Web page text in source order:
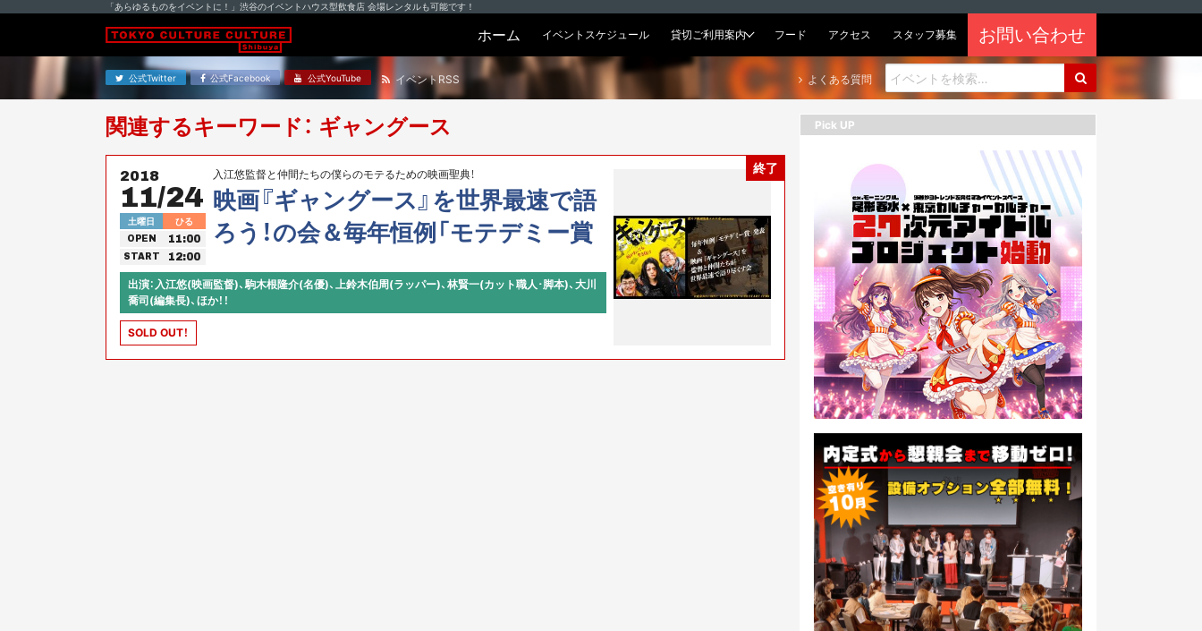
「あらゆるものをイベントに！」渋谷のイベントハウス型飲食店 会場レンタルも可能です！
ホーム イベントスケジュール 貸切ご利用案内 フード アクセス スタッフ募集 お問い合わせ
公式Twitter 公式Facebook 公式YouTube イベントRSS よくある質問
関連するキーワード： ギャングース
終了
2018
11/24
土曜日 ひる
OPEN 11:00
START 12:00
入江悠監督と仲間たちの僕らのモテるための映画聖典！
映画『ギャングース』を世界最速で語
ろう！の会＆毎年恒例「モテデミー賞
出演：入江悠(映画監督)、駒木根隆介(名優)、上鈴木伯周(ラッパー)、林賢一(カット職人･脚本)、大川
喬司(編集長)、ほか！！
SOLD OUT！
Pick UP